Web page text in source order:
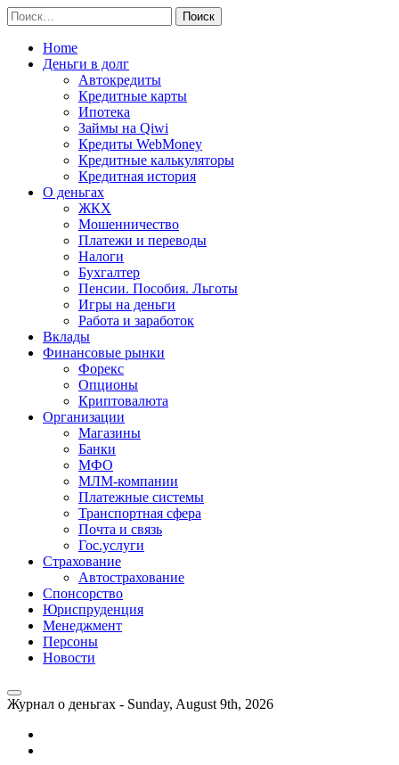
Перейти
к
содержимому
Найти:
Home
Деньги в долг
Автокредиты
Кредитные карты
Ипотека
Займы на Qiwi
Кредиты WebMoney
Кредитные калькуляторы
Кредитная история
О деньгах
ЖКХ
Мошенничество
Платежи и переводы
Налоги
Бухгалтер
Пенсии. Пособия. Льготы
Игры на деньги
Работа и заработок
Вклады
Финансовые рынки
Форекс
Опционы
Криптовалюта
Организации
Магазины
Банки
МФО
МЛМ-компании
Платежные системы
Транспортная сфера
Почта и связь
Гос.услуги
Страхование
Автострахование
Спонсорство
Юриспруденция
Менеджмент
Персоны
Новости
Журнал о деньгах - Sunday, August 9th, 2026